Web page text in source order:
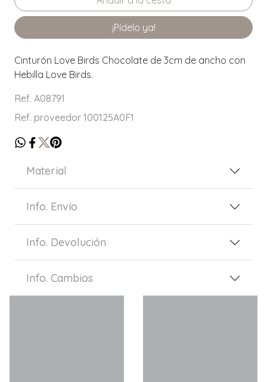
¡Pídelo ya!
Cinturón Love Birds Chocolate de 3cm de ancho con
Hebilla Love Birds.
Ref. A08791
Ref. proveedor 100125A0F1
Material
Info. Envío
Info. Devolución
Info. Cambios